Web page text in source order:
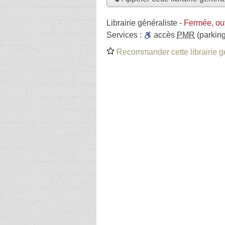
Librairie généraliste - Fermée,
Services :
accès PMR
Recommander cette librairie